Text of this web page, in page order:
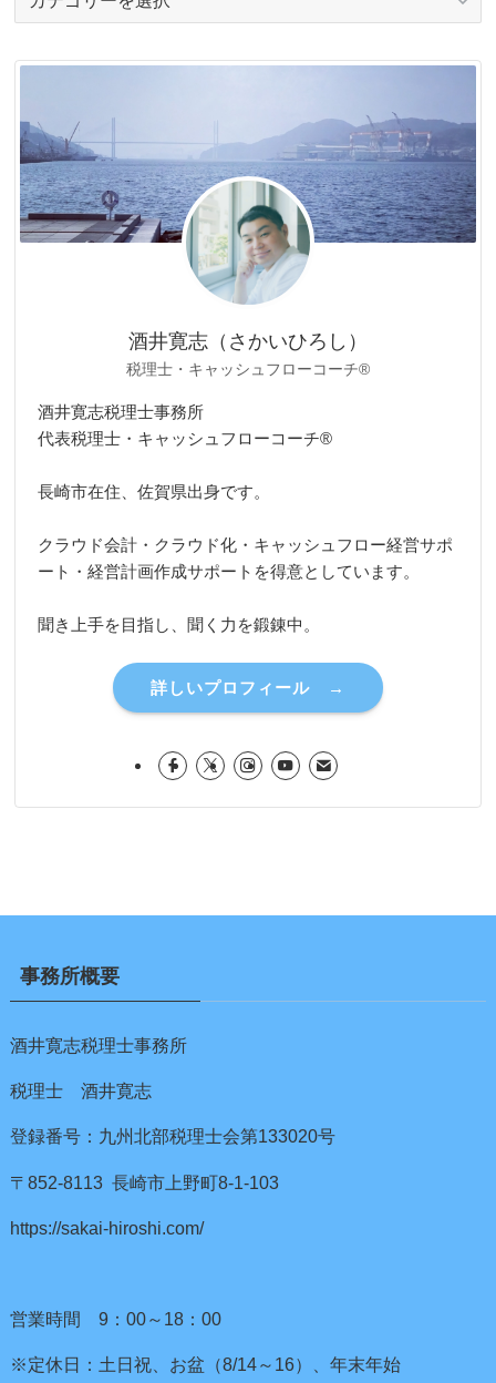
リ
酒井寛志（さかいひろし）
税理士・キャッシュフローコーチ®
酒井寛志税理士事務所
代表税理士・キャッシュフローコーチ®
長崎市在住、佐賀県出身です。
クラウド会計・クラウド化・キャッシュフロー経営サポ
ート・経営計画作成サポートを得意としています。
聞き上手を目指し、聞く力を鍛錬中。
詳しいプロフィール →
事務所概要
酒井寛志税理士事務所
税理士 酒井寛志
登録番号：九州北部税理士会第133020号
〒852-8113 長崎市上野町8-1-103
https://sakai-hiroshi.com/
営業時間 9：00～18：00
※定休日：土日祝、お盆（8/14～16）、年末年始